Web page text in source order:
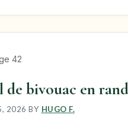
42
bivouac en
2026 BY HUGO F.